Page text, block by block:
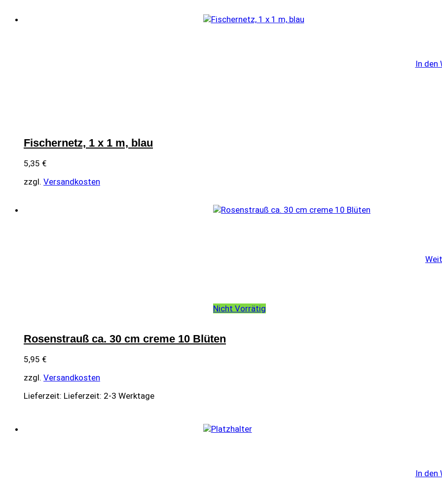
In den
Fischernetz, 1 x 1 m, blau
5,35 €
zzgl. Versandkosten
Nicht Vorrätig
Rosenstrauß ca. 30 cm creme 10 Blüten
5,95 €
zzgl. Versandkosten
Lieferzeit: Lieferzeit: 2-3 Werktage
In den